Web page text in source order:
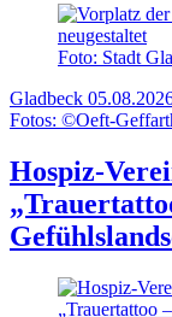
Foto: Stadt
Gladbeck
Fotos: ©Oeft-
Hospiz-